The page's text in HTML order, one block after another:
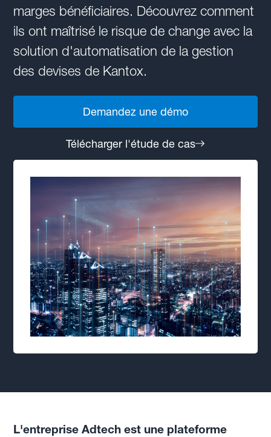
marges bénéficiaires. Découvrez comment
ils ont maîtrisé le risque de change avec la
solution d'automatisation de la gestion
des devises de Kantox.
Demandez une démo
Télécharger l'étude de cas
L'entreprise Adtech est une plateforme